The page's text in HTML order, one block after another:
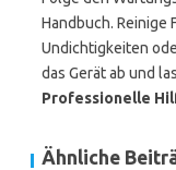
Handbuch. Reinige
Undichtigkeiten
das Gerät ab und
Professionelle
Ähnliche